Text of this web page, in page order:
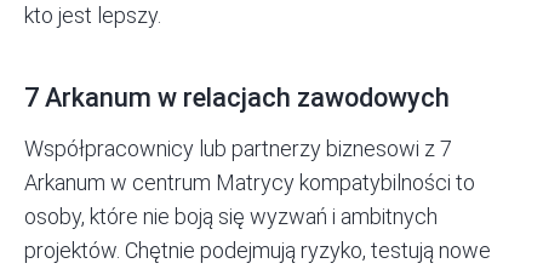
kto jest lepszy.
7 Arkanum w relacjach zawodowych
Współpracownicy lub partnerzy biznesowi z 7
Arkanum w centrum Matrycy kompatybilności to
osoby, które nie boją się wyzwań i ambitnych
projektów. Chętnie podejmują ryzyko, testują nowe